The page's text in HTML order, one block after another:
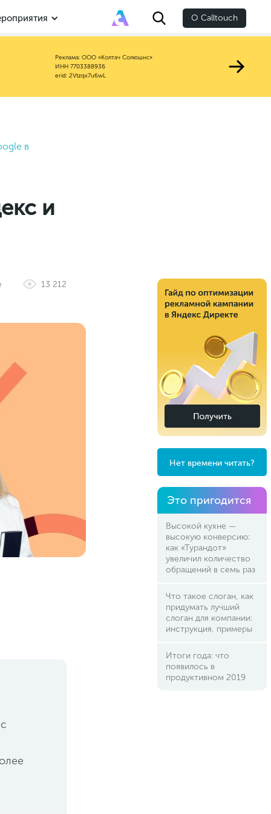
О Calltouch
Реклама: ООО «Колтач Солюшнс»
ИНН 7703388936
erid: 2Vtzqx7u6wL
в
и
13 212
Нет времени читать?
Это пригодится
Высокой кухне —
высокую конверсию:
как «Турандот»
увеличил количество
обращений в семь раз
Что такое слоган, как
придумать лучший
слоган для компании:
инструкция, примеры
Итоги года: что
появилось в
продуктивном 2019